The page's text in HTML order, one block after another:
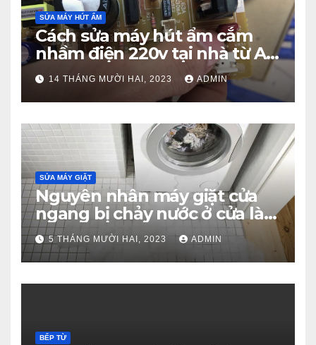
SỬA MÁY HÚT ẨM
Cách sửa máy hút ẩm cắm
nhầm điện 220v tại nhà từ A –
Z
14 THÁNG MƯỜI HAI, 2023 ADMIN
SỬA MÁY GIẶT
Nguyên nhân máy giặt cửa
ngang bị chảy nước ở cửa là
gì?5 THÁNG MƯỜI HAI, 2023 ADMIN
BẾP TỪ